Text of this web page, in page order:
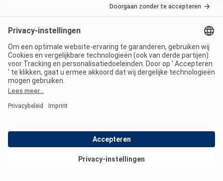
Zijn honden toegestaan op
Feriepark Langeland - Ristinge
Camping?
Ja, honden zijn toegestaan op de camping.
Hoeveel kost een verblijf op
Bekijk deals